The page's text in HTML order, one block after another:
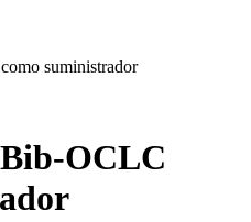
suministrador
OCLC